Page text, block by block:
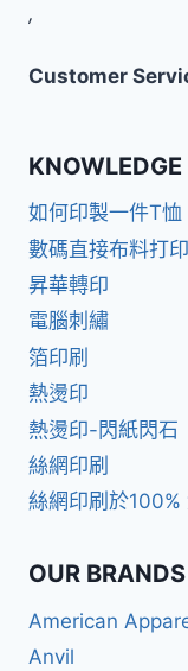
,
Customer
KNOWLEDGE
如何印製一件T恤
數碼直接布料打印
昇華轉印
電腦刺繡
箔印刷
熱燙印
熱燙印-閃紙閃石
絲網印刷
絲網印刷於100%
OUR BRANDS
American
Anvil